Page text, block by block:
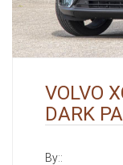
VOLVO
DARK
By::